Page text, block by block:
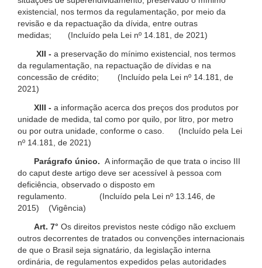
existencial, nos termos da regulamentação, por meio da
revisão e da repactuação da dívida, entre outras
medidas; (Incluído pela Lei nº 14.181, de 2021)
XII - a preservação do mínimo existencial, nos termos
da regulamentação, na repactuação de dívidas e na
concessão de crédito; (Incluído pela Lei nº 14.181, de
2021)
XIII - a informação acerca dos preços dos produtos por
unidade de medida, tal como por quilo, por litro, por metro
ou por outra unidade, conforme o caso. (Incluído pela Lei
nº 14.181, de 2021)
Parágrafo único. A informação de que trata o inciso III
do caput deste artigo deve ser acessível à pessoa com
deficiência, observado o disposto em
regulamento. (Incluído pela Lei nº 13.146, de
2015) (Vigência)
Art. 7° Os direitos previstos neste código não excluem
outros decorrentes de tratados ou convenções internacionais
de que o Brasil seja signatário, da legislação interna
ordinária, de regulamentos expedidos pelas autoridades